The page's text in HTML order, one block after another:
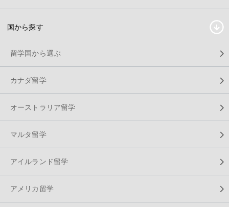
国から探す
留学国から選ぶ
カナダ留学
オーストラリア留学
マルタ留学
アイルランド留学
アメリカ留学